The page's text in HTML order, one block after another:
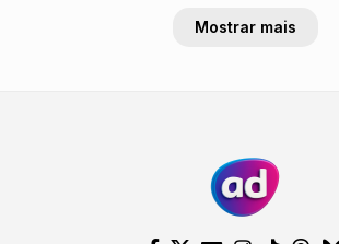
Mostrar mais